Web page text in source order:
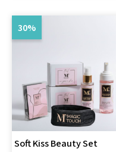
30%
Soft Kiss Beauty Set